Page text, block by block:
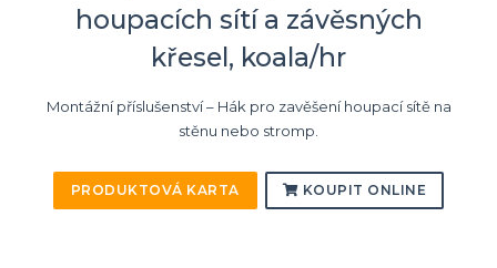
houpacích sítí a závěsných
křesel, koala/hr
Montážní příslušenství – Hák pro zavěšení houpací sítě na
stěnu nebo stromp.
PRODUKTOVÁ KARTA KOUPIT ONLINE